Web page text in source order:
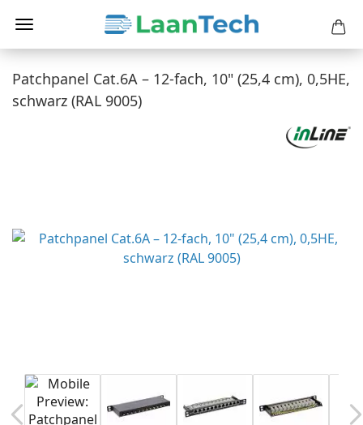
Patchpanel Cat.6A – 12-fach, 10" (25,4 cm), 0,5HE,
schwarz (RAL 9005)